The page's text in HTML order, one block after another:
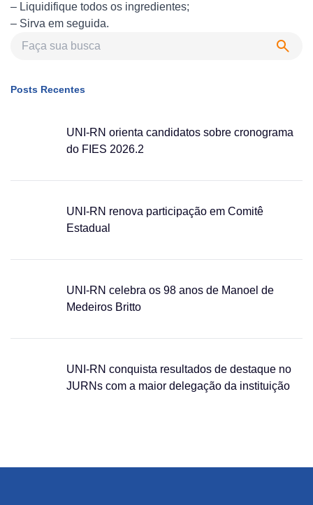
– Liquidifique todos os ingredientes;
– Sirva em seguida.
Posts Recentes
UNI-RN orienta candidatos sobre cronograma
do FIES 2026.2
UNI-RN renova participação em Comitê
Estadual
UNI-RN celebra os 98 anos de Manoel de
Medeiros Britto
UNI-RN conquista resultados de destaque no
JURNs com a maior delegação da instituição